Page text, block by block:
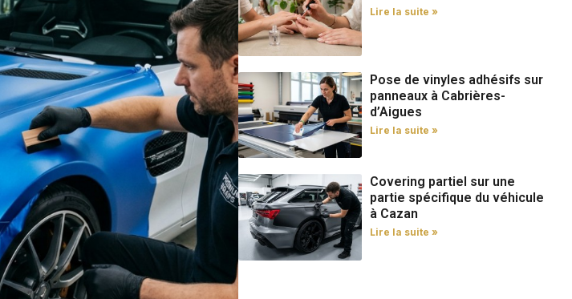
Lire la suite »
Pose de vinyles adhésifs sur
panneaux à Cabrières-
d’Aigues
Lire la suite »
Covering partiel sur une
partie spécifique du véhicule
à Cazan
Lire la suite »